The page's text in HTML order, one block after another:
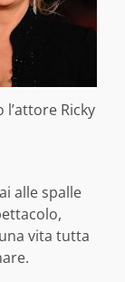
Ricky
alle spalle
vita tutta